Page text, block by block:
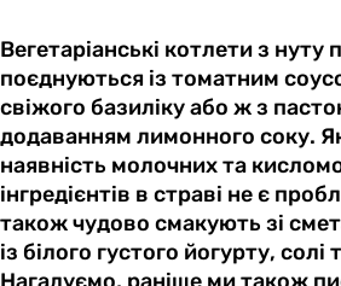
Вегетаріанські котлети з нуту
поєднуються із томатним
свіжого базиліку або ж з
додаванням лимонного соку.
наявність молочних та
інгредієнтів в страві не є
також чудово смакують зі
із білого густого йогурту, солі